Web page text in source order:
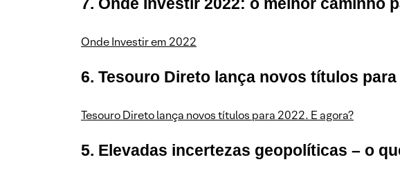
Onde Investir em 2022
6. Tesouro Direto lança novos títulos para
Tesouro Direto lança novos títulos para 2022. E agora?
5. Elevadas incertezas geopolíticas – o